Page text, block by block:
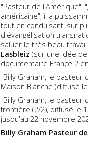
"Pasteur de l'Amérique",
américaine", il a
tout en conduisant, sur
d'évangélisation
saluer le très beau
Lasbleiz (sur une idée de
documentaire France 2
-Billy Graham, le pasteur
Maison Blanche (diffusé
-Billy Graham, le pasteur
frontière (2/2), diffusé le
jusqu'au 22 novembre
Billy Graham Pasteur